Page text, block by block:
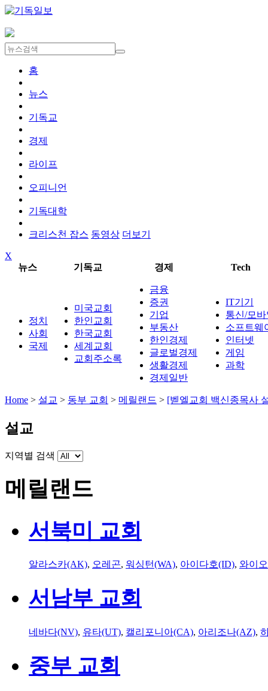
홈
뉴스
기독교
경제
라이프
오피니언
기독대학
크리스천 잡스 동영상 더보기
X
뉴스
기독교 경제 Tech
정치
사회
국제
미국교회
한인교회
한국교회
세계교회
교회주소록
금융
증권
기업
부동산
한인경제
글로벌경제
생활경제
경제일반
IT기기
통신/모
소프트웨
인터넷
게임
과학
Home > 설교 > 동부 교회 > 메릴랜드 > [벧엘교회 백신종목사
설교
지역별 검색
메릴랜드
서북미 교회
알라스카(AK), 오레곤, 워싱턴(WA), 아이다호(ID), 와이
서남부 교회
네바다(NV), 유타(UT), 캘리포니아(CA), 아리조나(AZ),
중부 교회